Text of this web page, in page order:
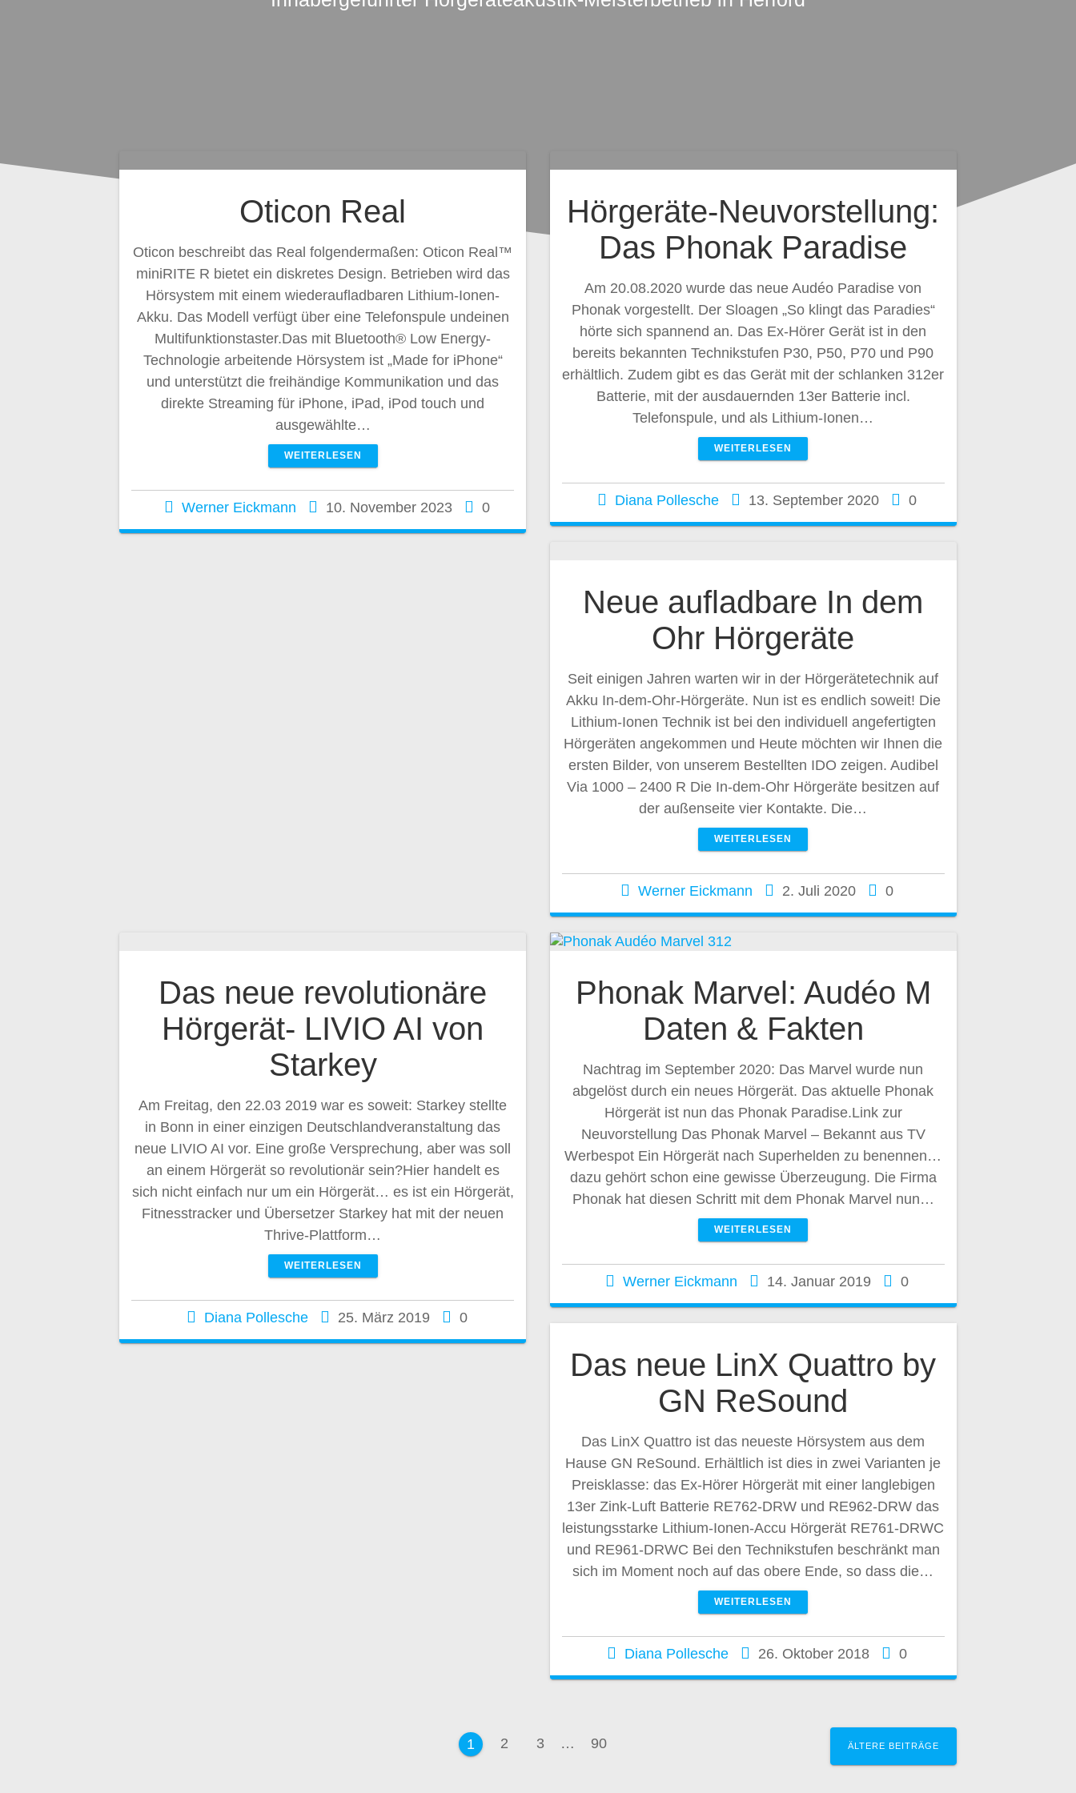
Oticon Real
Oticon beschreibt das Real folgendermaßen: Oticon Real™
miniRITE R bietet ein diskretes Design. Betrieben wird das
Hörsystem mit einem wiederaufladbaren Lithium-Ionen-
Akku. Das Modell verfügt über eine Telefonspule undeinen
Multifunktionstaster.Das mit Bluetooth® Low Energy-
Technologie arbeitende Hörsystem ist „Made for iPhone“
und unterstützt die freihändige Kommunikation und das
direkte Streaming für iPhone, iPad, iPod touch und
ausgewählte…
WEITERLESEN
Werner Eickmann 10. November 2023 0
Hörgeräte-Neuvorstellung:
Das Phonak Paradise
Am 20.08.2020 wurde das neue Audéo Paradise von
Phonak vorgestellt. Der Sloagen „So klingt das Paradies“
hörte sich spannend an. Das Ex-Hörer Gerät ist in den
bereits bekannten Technikstufen P30, P50, P70 und P90
erhältlich. Zudem gibt es das Gerät mit der schlanken 312er
Batterie, mit der ausdauernden 13er Batterie incl.
Telefonspule, und als Lithium-Ionen…
WEITERLESEN
Diana Pollesche 13. September 2020 0
Neue aufladbare In dem
Ohr Hörgeräte
Seit einigen Jahren warten wir in der Hörgerätetechnik auf
Akku In-dem-Ohr-Hörgeräte. Nun ist es endlich soweit! Die
Lithium-Ionen Technik ist bei den individuell angefertigten
Hörgeräten angekommen und Heute möchten wir Ihnen die
ersten Bilder, von unserem Bestellten IDO zeigen. Audibel
Via 1000 – 2400 R Die In-dem-Ohr Hörgeräte besitzen auf
der außenseite vier Kontakte. Die…
WEITERLESEN
Werner Eickmann 2. Juli 2020 0
Das neue revolutionäre
Hörgerät- LIVIO AI von
Starkey
Am Freitag, den 22.03 2019 war es soweit: Starkey stellte
in Bonn in einer einzigen Deutschlandveranstaltung das
neue LIVIO AI vor. Eine große Versprechung, aber was soll
an einem Hörgerät so revolutionär sein?Hier handelt es
sich nicht einfach nur um ein Hörgerät… es ist ein Hörgerät,
Fitnesstracker und Übersetzer Starkey hat mit der neuen
Thrive-Plattform…
WEITERLESEN
Diana Pollesche 25. März 2019 0
Phonak Marvel: Audéo M
Daten & Fakten
Nachtrag im September 2020: Das Marvel wurde nun
abgelöst durch ein neues Hörgerät. Das aktuelle Phonak
Hörgerät ist nun das Phonak Paradise.Link zur
Neuvorstellung Das Phonak Marvel – Bekannt aus TV
Werbespot Ein Hörgerät nach Superhelden zu benennen…
dazu gehört schon eine gewisse Überzeugung. Die Firma
Phonak hat diesen Schritt mit dem Phonak Marvel nun…
WEITERLESEN
Werner Eickmann 14. Januar 2019 0
Das neue LinX Quattro by
GN ReSound
Das LinX Quattro ist das neueste Hörsystem aus dem
Hause GN ReSound. Erhältlich ist dies in zwei Varianten je
Preisklasse: das Ex-Hörer Hörgerät mit einer langlebigen
13er Zink-Luft Batterie RE762-DRW und RE962-DRW das
leistungsstarke Lithium-Ionen-Accu Hörgerät RE761-DRWC
und RE961-DRWC Bei den Technikstufen beschränkt man
sich im Moment noch auf das obere Ende, so dass die…
WEITERLESEN
Diana Pollesche 26. Oktober 2018 0
Seite
1 Seite
2 Seite
3 … Seite
90 ÄLTERE BEITRÄGE